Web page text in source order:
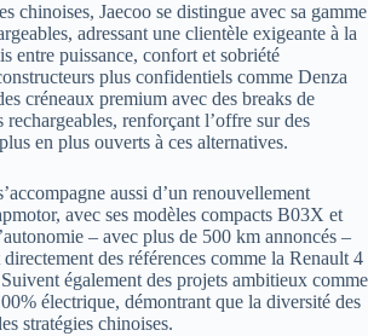
chinoises, Jaecoo se distingue avec sa gamme
adressant une clientèle exigeante à la
entre puissance, confort et sobriété
plus confidentiels comme Denza
créneaux premium avec des breaks de
rechargeables, renforçant l’offre sur des
en plus ouverts à ces alternatives.
aussi d’un renouvellement
avec ses modèles compacts B03X et
– avec plus de 500 km annoncés –
des références comme la Renault 4
également des projets ambitieux comme
électrique, démontrant que la diversité des
stratégies chinoises.